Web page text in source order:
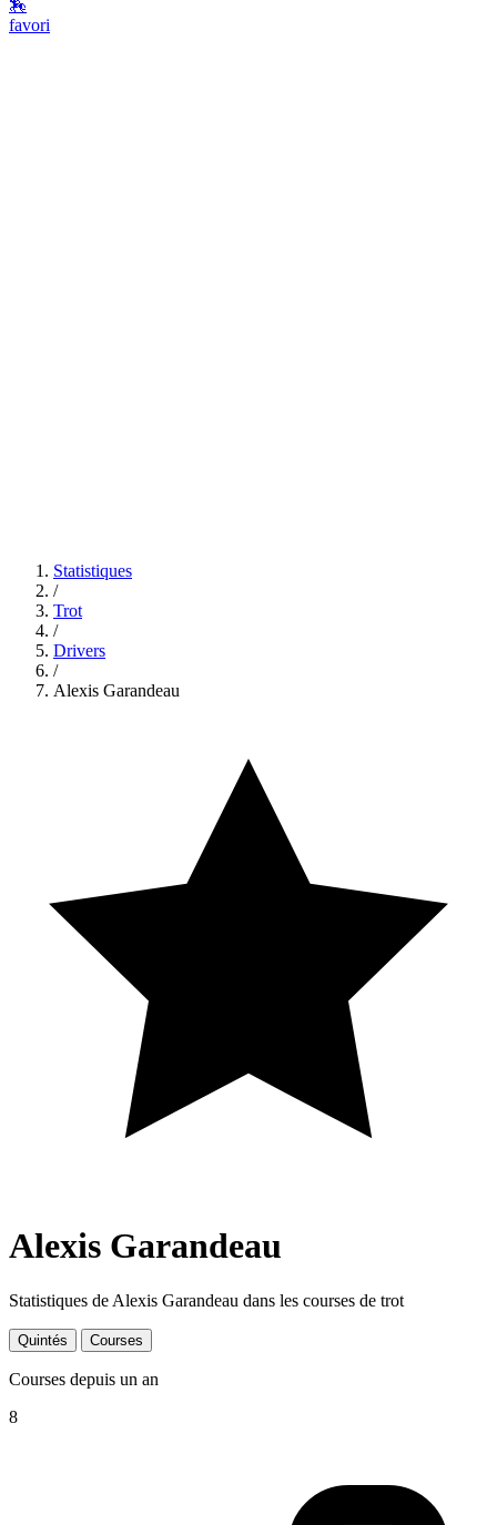
🏇
favori
Statistiques
/
Trot
/
Drivers
/
Alexis Garandeau
Alexis Garandeau
Statistiques de Alexis Garandeau dans les courses de trot
Quintés Courses
Courses depuis un an
8